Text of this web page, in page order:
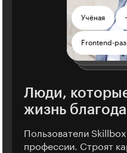
Александр
Студент
Металлург
Юрист
Менеджер
Тренер
SEO-
Переводчица
UX-дизайнер
Динара
Менеджер
Учёная
Frontend-
Люди,
жизнь
Пользователи
профессии. Строят